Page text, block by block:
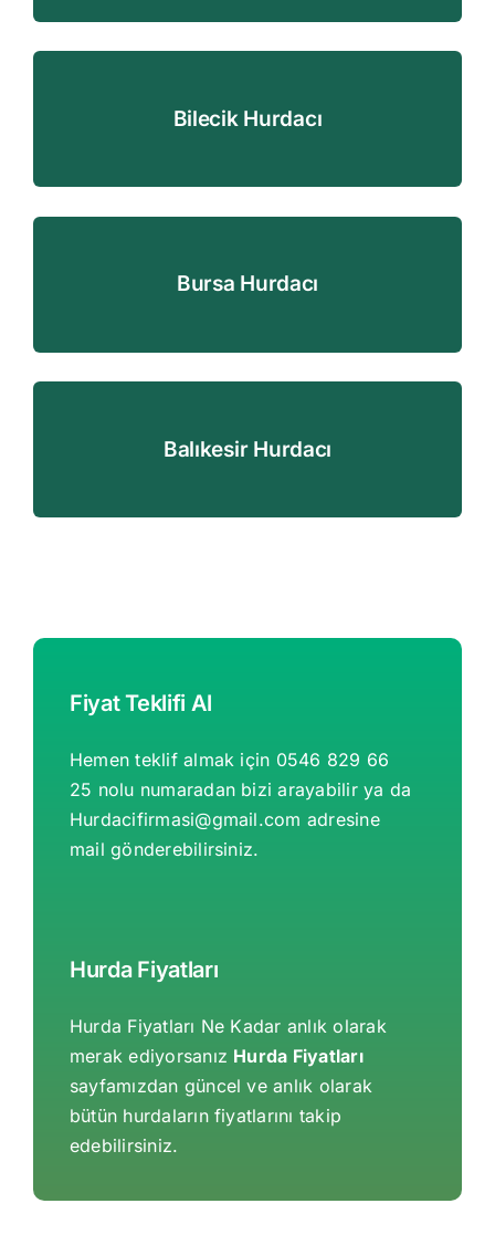
Bilecik Hurdacı
Bursa Hurdacı
Balıkesir Hurdacı
Fiyat Teklifi Al
Hemen teklif almak için 0546 829 66
25 nolu numaradan bizi arayabilir ya da
Hurdacifirmasi@gmail.com adresine
mail gönderebilirsiniz.
Hurda Fiyatları
Hurda Fiyatları Ne Kadar anlık olarak
merak ediyorsanız Hurda Fiyatları
sayfamızdan güncel ve anlık olarak
bütün hurdaların fiyatlarını takip
edebilirsiniz.